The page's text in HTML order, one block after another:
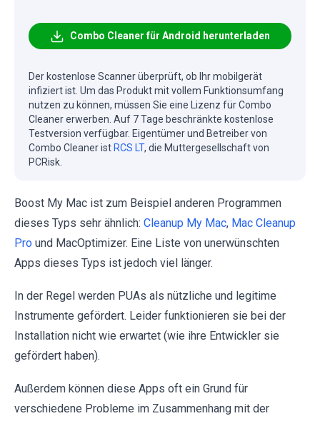
Combo Cleaner für Android herunterladen
Der kostenlose Scanner überprüft, ob Ihr mobilgerät
infiziert ist. Um das Produkt mit vollem Funktionsumfang
nutzen zu können, müssen Sie eine Lizenz für Combo
Cleaner erwerben. Auf 7 Tage beschränkte kostenlose
Testversion verfügbar. Eigentümer und Betreiber von
Combo Cleaner ist RCS LT, die Muttergesellschaft von
PCRisk.
Boost My Mac ist zum Beispiel anderen Programmen
dieses Typs sehr ähnlich: Cleanup My Mac, Mac Cleanup
Pro und MacOptimizer. Eine Liste von unerwünschten
Apps dieses Typs ist jedoch viel länger.
In der Regel werden PUAs als nützliche und legitime
Instrumente gefördert. Leider funktionieren sie bei der
Installation nicht wie erwartet (wie ihre Entwickler sie
gefördert haben).
Außerdem können diese Apps oft ein Grund für
verschiedene Probleme im Zusammenhang mit der